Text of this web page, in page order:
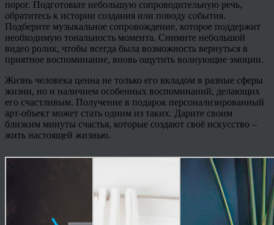
порог. Подготовьте небольшую сопроводительную речь,
обратитесь к истории создания или поводу события.
Подберите музыкальное сопровождение, которое поддержит
необходимую тональность момента. Снимите небольшой
видео ролик, чтобы всегда была возможность вернуться в
приятное воспоминание, вновь ощутить волнующие эмоции.
Жизнь человека ценна не только его вкладом в разные сферы
жизни, но и наличием особенных воспоминаний, делающих
его счастливым. Получение в подарок персонализированный
арт-объект может стать одним из таких. Дарите своим
близким минуты счастья, которые создают своё искусство –
жить настоящей жизнью.